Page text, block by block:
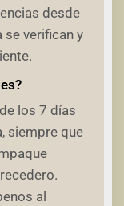
desde
verifican y
los 7 días
siempre que
al